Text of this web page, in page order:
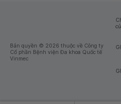
Bản quyền © 2026 thuộc về Công ty
Cổ phần Bệnh viện Đa khoa Quốc tế
Vinmec